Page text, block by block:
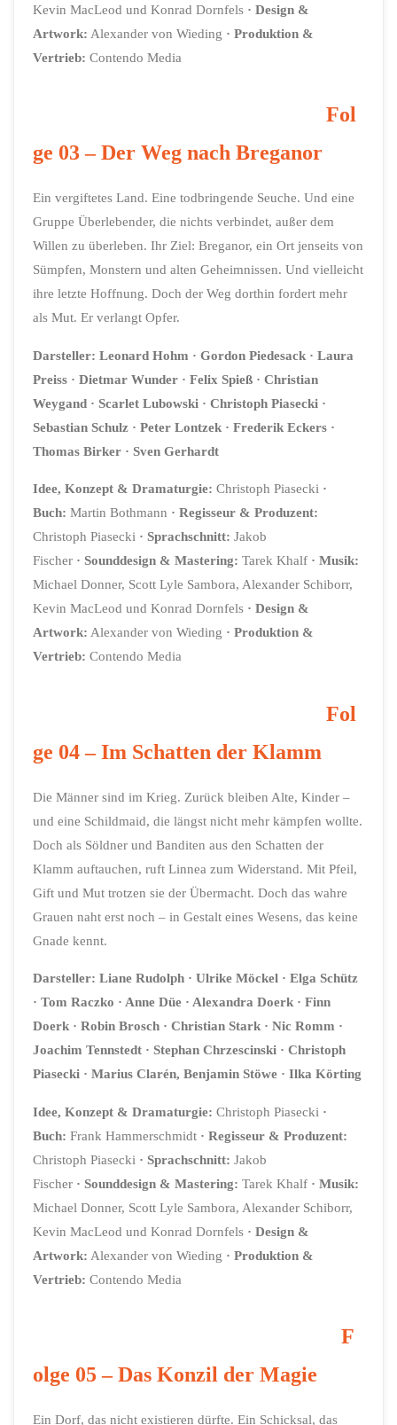
Kevin MacLeod und Konrad Dornfels · Design &
Artwork: Alexander von Wieding · Produktion &
Vertrieb: Contendo Media
Fol
ge 03 – Der Weg nach Breganor
Ein vergiftetes Land. Eine todbringende Seuche. Und eine
Gruppe Überlebender, die nichts verbindet, außer dem
Willen zu überleben. Ihr Ziel: Breganor, ein Ort jenseits von
Sümpfen, Monstern und alten Geheimnissen. Und vielleicht
ihre letzte Hoffnung. Doch der Weg dorthin fordert mehr
als Mut. Er verlangt Opfer.
Darsteller: Leonard Hohm · Gordon Piedesack · Laura
Preiss · Dietmar Wunder · Felix Spieß · Christian
Weygand · Scarlet Lubowski · Christoph Piasecki ·
Sebastian Schulz · Peter Lontzek · Frederik Eckers ·
Thomas Birker · Sven Gerhardt
Idee, Konzept & Dramaturgie: Christoph Piasecki ·
Buch: Martin Bothmann · Regisseur & Produzent:
Christoph Piasecki · Sprachschnitt: Jakob
Fischer · Sounddesign & Mastering: Tarek Khalf · Musik:
Michael Donner, Scott Lyle Sambora, Alexander Schiborr,
Kevin MacLeod und Konrad Dornfels · Design &
Artwork: Alexander von Wieding · Produktion &
Vertrieb: Contendo Media
Fol
ge 04 – Im Schatten der Klamm
Die Männer sind im Krieg. Zurück bleiben Alte, Kinder –
und eine Schildmaid, die längst nicht mehr kämpfen wollte.
Doch als Söldner und Banditen aus den Schatten der
Klamm auftauchen, ruft Linnea zum Widerstand. Mit Pfeil,
Gift und Mut trotzen sie der Übermacht. Doch das wahre
Grauen naht erst noch – in Gestalt eines Wesens, das keine
Gnade kennt.
Darsteller: Liane Rudolph · Ulrike Möckel · Elga Schütz
· Tom Raczko · Anne Düe · Alexandra Doerk · Finn
Doerk · Robin Brosch · Christian Stark · Nic Romm ·
Joachim Tennstedt · Stephan Chrzescinski · Christoph
Piasecki · Marius Clarén, Benjamin Stöwe · Ilka Körting
Idee, Konzept & Dramaturgie: Christoph Piasecki ·
Buch: Frank Hammerschmidt · Regisseur & Produzent:
Christoph Piasecki · Sprachschnitt: Jakob
Fischer · Sounddesign & Mastering: Tarek Khalf · Musik:
Michael Donner, Scott Lyle Sambora, Alexander Schiborr,
Kevin MacLeod und Konrad Dornfels · Design &
Artwork: Alexander von Wieding · Produktion &
Vertrieb: Contendo Media
F
olge 05 – Das Konzil der Magie
Ein Dorf, das nicht existieren dürfte. Ein Schicksal, das